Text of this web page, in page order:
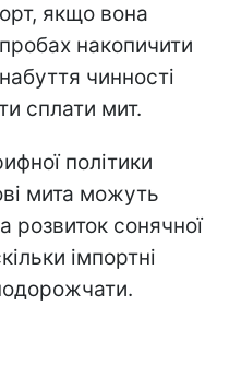
якщо вона
накопичити
чинності
сплати мит.
політики
мита можуть
розвиток сонячної
імпортні